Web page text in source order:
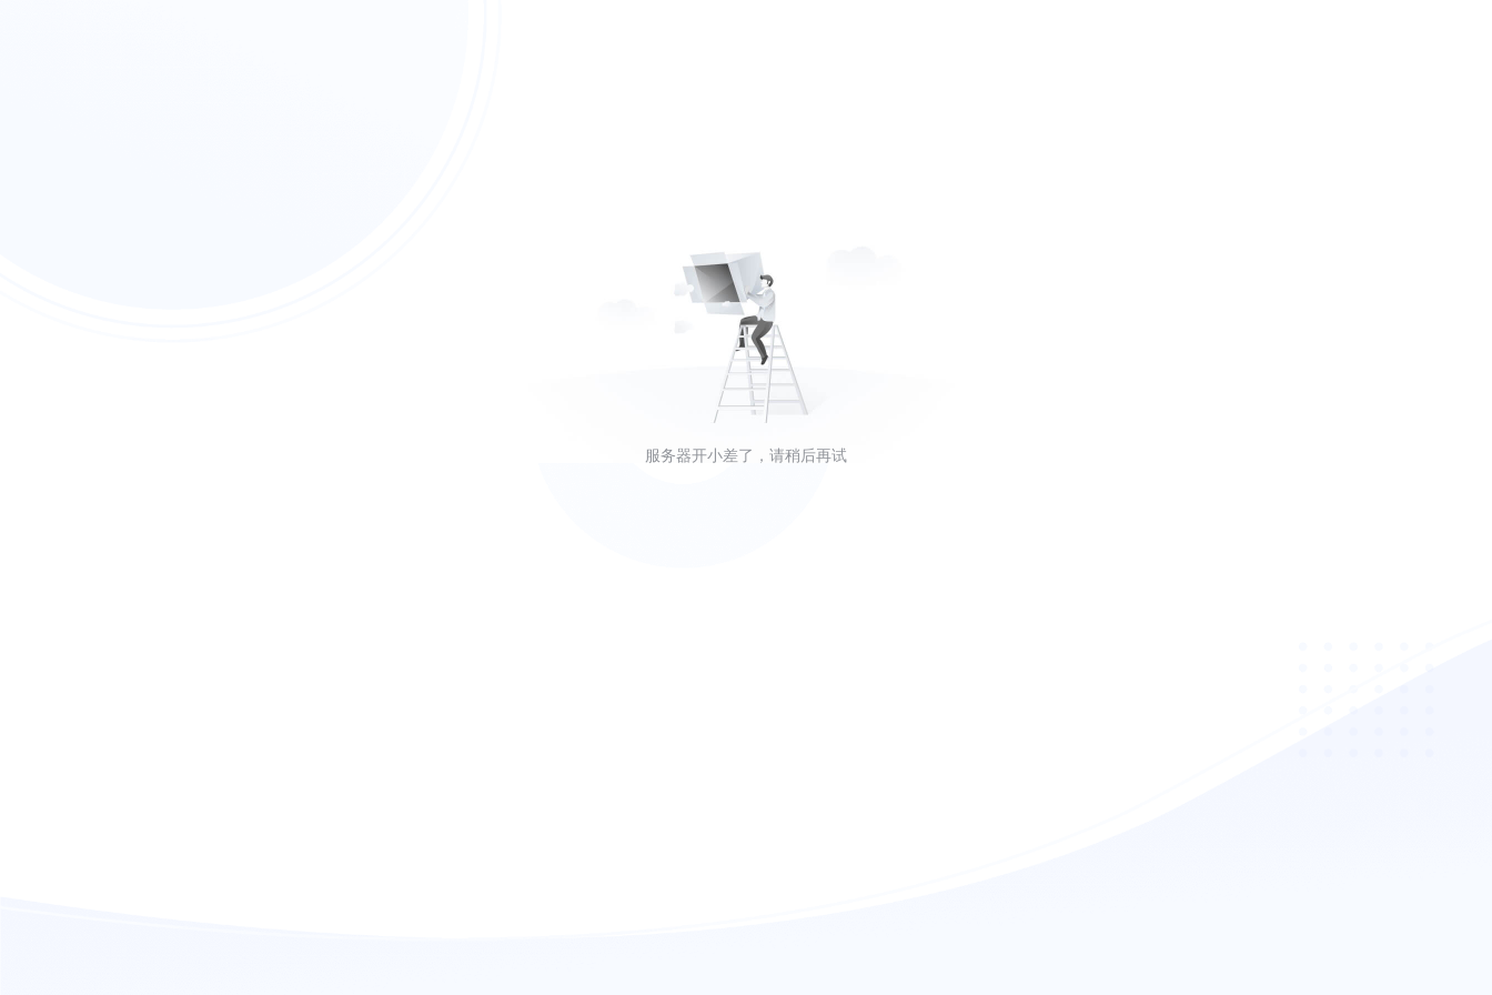
服务器开小差了，请稍后再试